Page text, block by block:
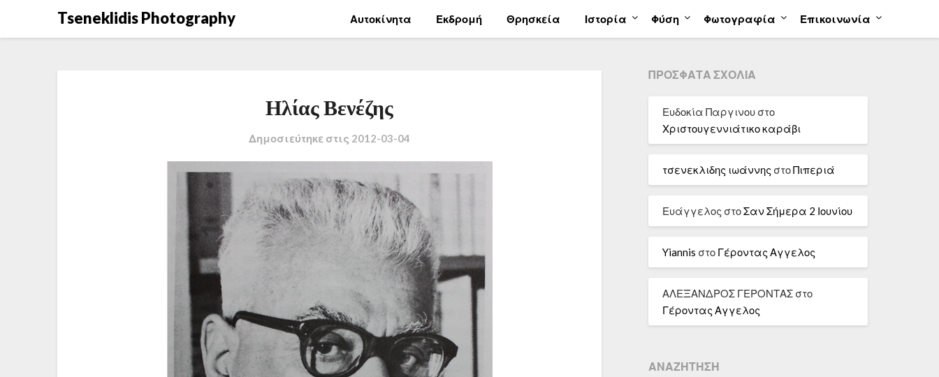
Tseneklidis Photography Αυτοκίνητα Εκδρομή Θρησκεία Ιστορία Φύση Φωτογραφία Επικοινωνία
Ηλίας Βενέζης
Δημοσιεύτηκε στις 2012-03-04
ΠΡΌΣΦΑΤΑ ΣΧΌΛΙΑ
Ευδοκία Παργινουστο
Χριστουγεννιάτικο καράβι
τσενεκλιδης ιωάννης στοΠιπεριά
Ευάγγελος στοΣαν Σήμερα 2 Ιουνίου
Yiannis στο Γέροντας Αγγελος
ΑΛΕΞΑΝΔΡΟΣ ΓΕΡΟΝΤΑΣστο
Γέροντας Αγγελος
ΑΝΑΖΉΤΗΣΗ